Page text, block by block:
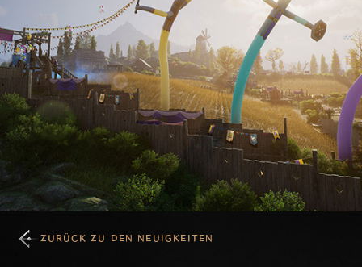
ZURÜCK ZU DEN NEUIGKEITEN